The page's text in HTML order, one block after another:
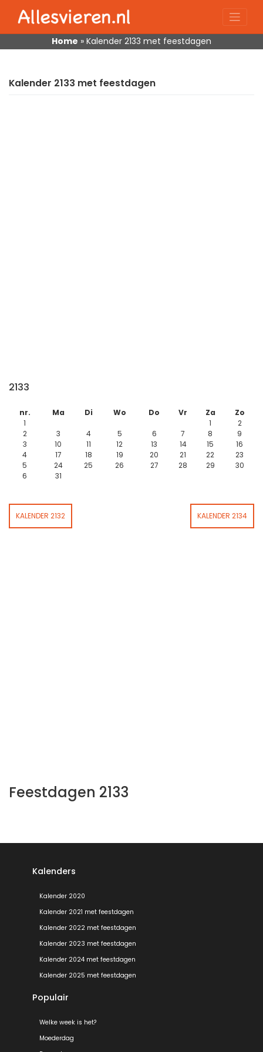
content
Home » Kalender 2133 met feestdagen
Kalender 2133 met feestdagen
2133
nr. Ma Di Wo Do Vr Za
Zo
1
1
2
2
3 4 5 6 7 8
9
3
10 11 12 13 14 15
16
4
17 18 19 20 21 22
23
5
24 25 26 27 28 29
30
6
31
KALENDER 2132 KALENDER 2134
Feestdagen 2133
Kalenders
Kalender 2020
Kalender 2021 met feestdagen
Kalender 2022 met feestdagen
Kalender 2023 met feestdagen
Kalender 2024 met feestdagen
Kalender 2025 met feestdagen
Populair
Welke week is het?
Moederdag